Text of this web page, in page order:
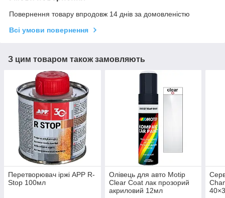
Повернення товару впродовж 14 днів за домовленістю
Всі умови повернення
З цим товаром також замовляють
Перетворювач іржі APP R-
Stop 100мл
Олівець для авто Motip
Clear Coat лак прозорий
акриловий 12мл